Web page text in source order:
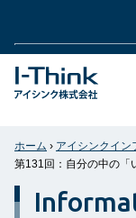
ホーム › アイシンクイン
第131回：自分の中の「